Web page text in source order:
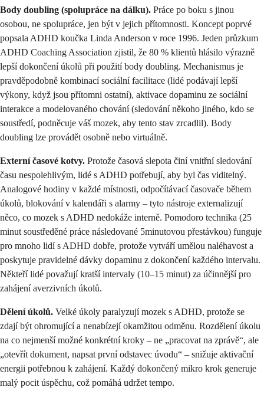
Body doubling (spolupráce na dálku). Práce po boku s jinou
osobou, ne spolupráce, jen být v jejich přítomnosti. Koncept poprvé
popsala ADHD koučka Linda Anderson v roce 1996. Jeden průzkum
ADHD Coaching Association zjistil, že 80 % klientů hlásilo výrazně
lepší dokončení úkolů při použití body doubling. Mechanismus je
pravděpodobně kombinací sociální facilitace (lidé podávají lepší
výkony, když jsou přítomni ostatní), aktivace dopaminu ze sociální
interakce a modelovaného chování (sledování někoho jiného, kdo se
soustředí, podněcuje váš mozek, aby tento stav zrcadlil). Body
doubling lze provádět osobně nebo virtuálně.
Externí časové kotvy. Protože časová slepota činí vnitřní sledování
času nespolehlivým, lidé s ADHD potřebují, aby byl čas viditelný.
Analogové hodiny v každé místnosti, odpočítávací časovače během
úkolů, blokování v kalendáři s alarmy – tyto nástroje externalizují
něco, co mozek s ADHD nedokáže interně. Pomodoro technika (25
minut soustředěné práce následované 5minutovou přestávkou) funguje
pro mnoho lidí s ADHD dobře, protože vytváří umělou naléhavost a
poskytuje pravidelné dávky dopaminu z dokončení každého intervalu.
Někteří lidé považují kratší intervaly (10–15 minut) za účinnější pro
zahájení averzivních úkolů.
Dělení úkolů. Velké úkoly paralyzují mozek s ADHD, protože se
zdají být ohromující a nenabízejí okamžitou odměnu. Rozdělení úkolu
na co nejmenší možné konkrétní kroky – ne „pracovat na zprávě“, ale
„otevřít dokument, napsat první odstavec úvodu“ – snižuje aktivační
energii potřebnou k zahájení. Každý dokončený mikro krok generuje
malý pocit úspěchu, což pomáhá udržet tempo.